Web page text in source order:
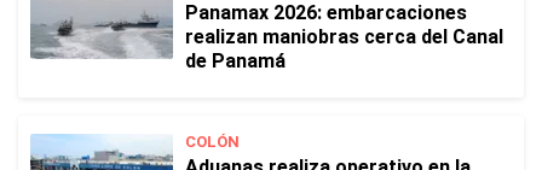
Panamax 2026: embarcaciones
realizan maniobras cerca del Canal
de Panamá
COLÓN